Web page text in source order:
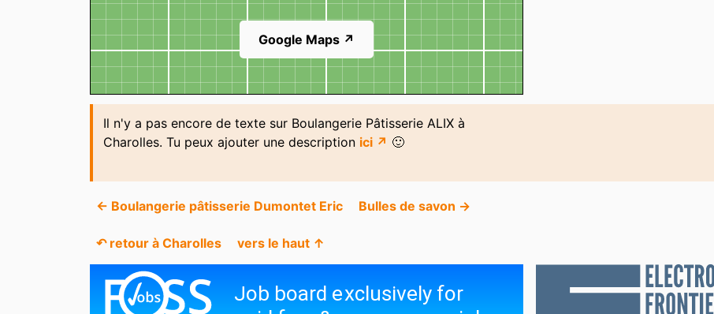
Google Maps ↗
Il n'y a pas encore de texte sur Boulangerie Pâtisserie ALIX à
Charolles. Tu peux ajouter une description ici ↗ 🙂
← Boulangerie pâtisserie Dumontet Eric Bulles de savon →
↶ retour à Charolles vers le haut ↑